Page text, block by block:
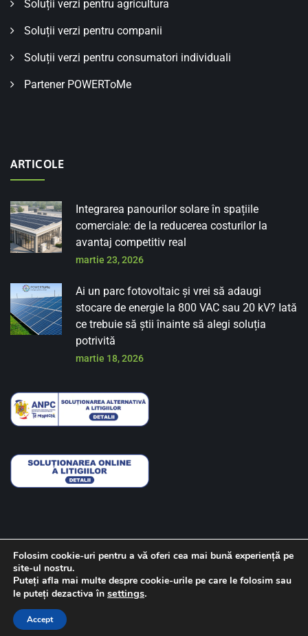
Soluții verzi pentru agricultura
Soluții verzi pentru companii
Soluții verzi pentru consumatori individuali
Partener POWERToMe
ARTICOLE
Integrarea panourilor solare în spațiile
comerciale: de la reducerea costurilor la
avantaj competitiv real
martie 23, 2026
Ai un parc fotovoltaic și vrei să adaugi
stocare de energie la 800 VAC sau 20 kV? Iată
ce trebuie să știi înainte să alegi soluția
potrivită
martie 18, 2026
Despre noi Contact Politica de confidentialitate
Folosim cookie-uri pentru a vă oferi cea mai bună experiență pe
site-ul nostru.
Puteți afla mai multe despre cookie-urile pe care le folosim sau
le puteți dezactiva în settings.
Accept